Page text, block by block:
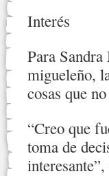
Interés
Para
migueleño,
cosas que
“Creo que
toma de